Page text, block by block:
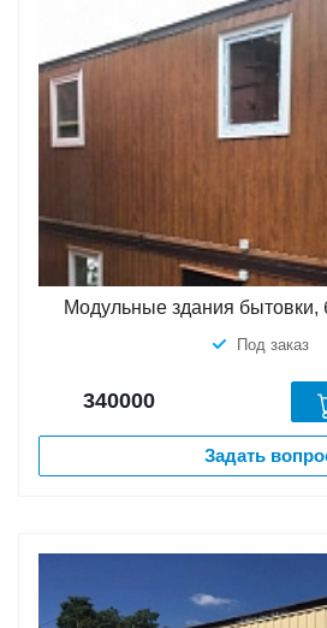
Модульные здания бытовки,
Под заказ
340000
Задать